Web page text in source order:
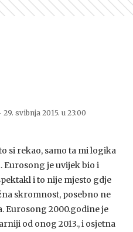
svibnja 2015. u 23:00
si rekao, samo ta mi logika
Eurosong je uvijek bio i
i to nije mjesto gdje
skromnost, posebno ne
Eurosong 2000.godine je
od onog 2013., i osjetna